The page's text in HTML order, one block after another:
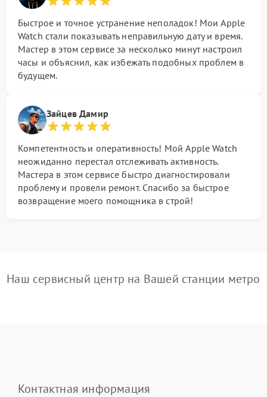
Быстрое и точное устранение неполадок! Мои Apple
Watch стали показывать неправильную дату и время.
Мастер в этом сервисе за несколько минут настроил
часы и объяснил, как избежать подобных проблем в
будущем.
Зайцев Дамир
Компетентность и оперативность! Мой Apple Watch
неожиданно перестал отслеживать активность.
Мастера в этом сервисе быстро диагностировали
проблему и провели ремонт. Спасибо за быстрое
возвращение моего помощника в строй!
Наш сервисный центр на Вашей станции метро
Контактная информация